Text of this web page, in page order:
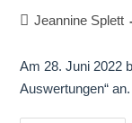
Jeannine Splett
Am 28. Juni 2022
Auswertungen“